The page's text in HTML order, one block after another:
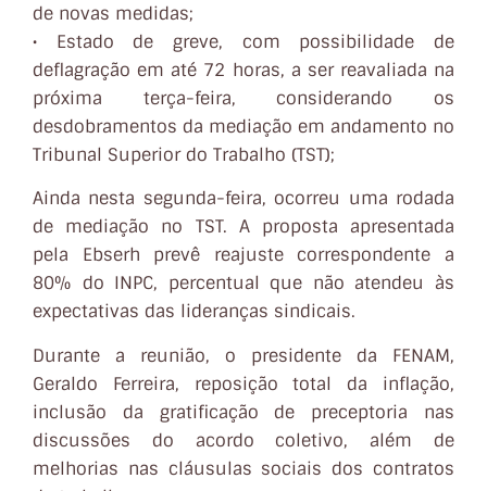
de novas medidas;
• Estado de greve, com possibilidade de
deflagração em até 72 horas, a ser reavaliada na
próxima terça-feira, considerando os
desdobramentos da mediação em andamento no
Tribunal Superior do Trabalho (TST);
Ainda nesta segunda-feira, ocorreu uma rodada
de mediação no TST. A proposta apresentada
pela Ebserh prevê reajuste correspondente a
80% do INPC, percentual que não atendeu às
expectativas das lideranças sindicais.
Durante a reunião, o presidente da FENAM,
Geraldo Ferreira, reposição total da inflação,
inclusão da gratificação de preceptoria nas
discussões do acordo coletivo, além de
melhorias nas cláusulas sociais dos contratos